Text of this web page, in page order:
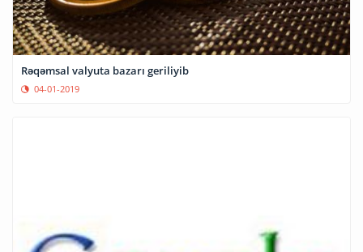
Rəqəmsal valyuta bazarı geriliyib
04-01-2019